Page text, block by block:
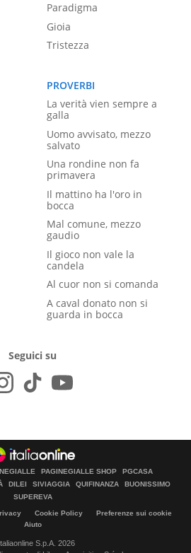
Paradigma
Gioia
Tristezza
PROVERBI
La verità vien sempre a
galla
Uomo avvisato, mezzo
salvato
Una rondine non fa
primavera
Il mattino ha l'oro in
bocca
Mal comune, mezzo
gaudio
Il gioco non vale la
candela
Al cuor non si comanda
A caval donato non si
guarda in bocca
Seguici su
PAGINEGIALLE SHOP
PGCASA
DILEI SIVIAGGIA QUIFINANZA
BUONISSIMO
SUPEREVA
Cookie Policy
Preferenze sui cookie
Aiuto
S.p.A. 2026